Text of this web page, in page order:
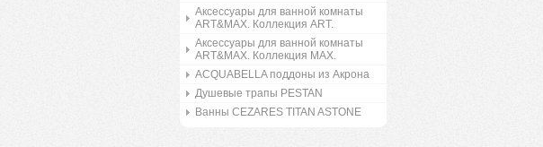
Аксессуары для ванной комнаты
ART&MAX. Коллекция ART.
Аксессуары для ванной комнаты
ART&MAX. Коллекция MAX.
ACQUABELLA поддоны из Акрона
Душевые трапы PESTAN
Ванны CEZARES TITAN ASTONE